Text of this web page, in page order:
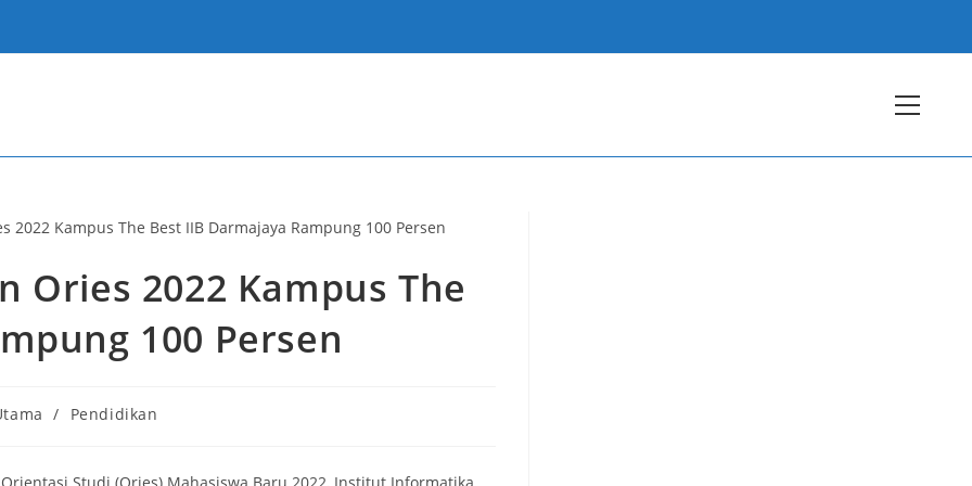
View
Menu
Ories 2022 Kampus The
100 Persen
/ Pendidikan